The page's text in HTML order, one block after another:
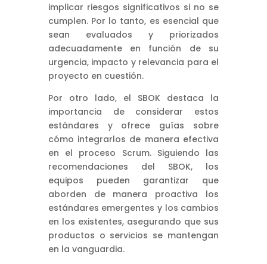
implicar riesgos significativos si no se
cumplen. Por lo tanto, es esencial que
sean evaluados y priorizados
adecuadamente en función de su
urgencia, impacto y relevancia para el
proyecto en cuestión.
Por otro lado, el SBOK destaca la
importancia de considerar estos
estándares y ofrece guías sobre
cómo integrarlos de manera efectiva
en el proceso Scrum. Siguiendo las
recomendaciones del SBOK, los
equipos pueden garantizar que
aborden de manera proactiva los
estándares emergentes y los cambios
en los existentes, asegurando que sus
productos o servicios se mantengan
en la vanguardia.